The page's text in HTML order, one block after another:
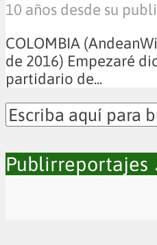
10 años desde su
COLOMBIA
de 2016) Empezaré
partidario de...
Publirreportajes